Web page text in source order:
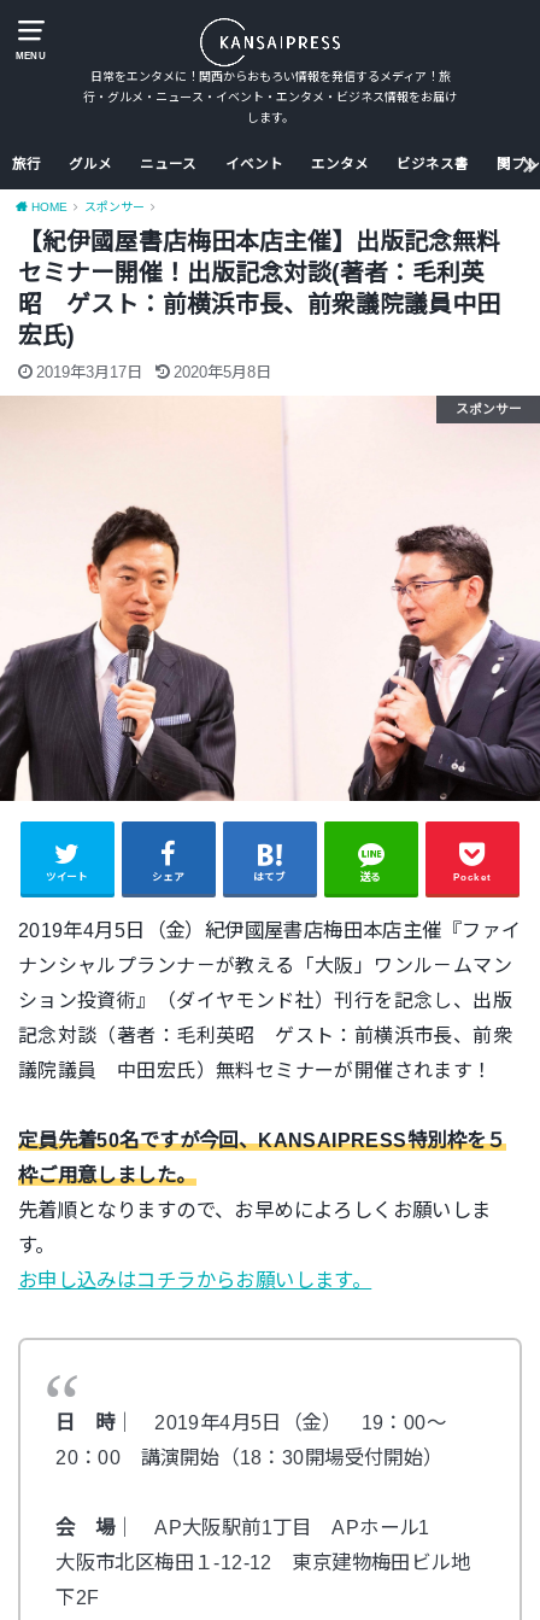
MENU
日常をエンタメに！関西からおもろい情報を発信するメディア！旅
行・グルメ・ニュース・イベント・エンタメ・ビジネス情報をお届け
します。
旅行 グルメ ニュース イベント エンタメ ビジネス書 関プ
HOME スポンサー
【紀伊國屋書店梅田本店主催】出版記念無料
セミナー開催！出版記念対談(著者：毛利英
昭 ゲスト：前横浜市長、前衆議院議員中田
宏氏)
2019年3月17日 2020年5月8日
スポンサー
ツイート シェア はてブ 送る Pocket
2019年4月5日（金）紀伊國屋書店梅田本店主催 『ファイ
ナンシャルプランナ－が教える「大阪」ワンル－ムマン
ション投資術』（ダイヤモンド社）刊行を記念し、出版
記念対談（著者：毛利英昭 ゲスト：前横浜市長、前衆
議院議員 中田宏氏）無料セミナーが開催されます！
定員先着50名ですが今回、KANSAIPRESS特別枠を５
枠ご用意しました。
先着順となりますので、お早めによろしくお願いしま
す。
お申し込みはコチラからお願いします。
日 時｜ 2019年4月5日（金） 19：00～
20：00 講演開始（18：30開場受付開始）
会 場｜ AP大阪駅前1丁目 APホール1
大阪市北区梅田１-12-12 東京建物梅田ビル地
下2F